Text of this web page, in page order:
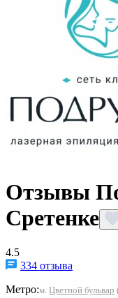
Отзывы
Сретенке
4.5
334 отзыва
Метро:м. Цветной бульвар